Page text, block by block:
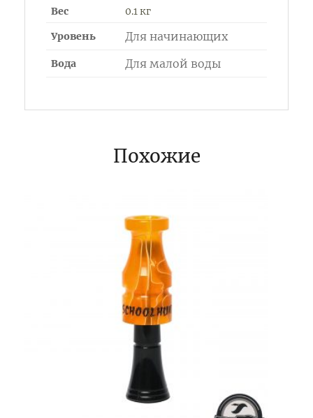
Вес
0.1 кг
Уровень
Для начинающих
Вода Для малой воды
Похожие